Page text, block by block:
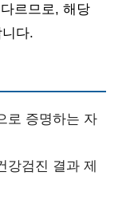
르므로, 해당
다.
로 증명하는 자
강검진 결과 제